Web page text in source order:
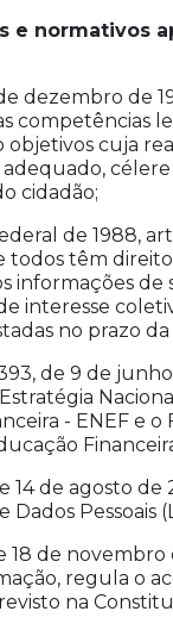
e normativos
dezembro de
competências
objetivos cuja
cidadão;
de 1988,
todos têm
informações de
interesse
no prazo da
de 9 de
- ENEF e o
14 de agosto de
Pessoais
18 de novembro
regula o
na